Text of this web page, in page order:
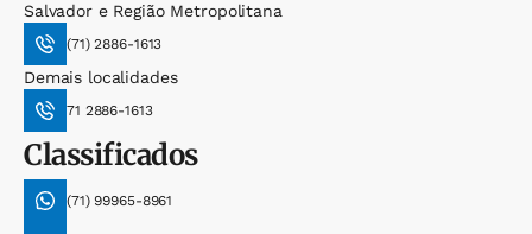
Salvador e Região Metropolitana
(71) 2886-1613
Demais localidades
71 2886-1613
Classificados
(71) 99965-8961